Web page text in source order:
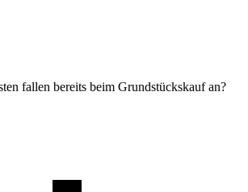
fallen bereits beim Grundstückskauf an?